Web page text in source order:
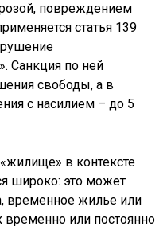
повреждением
статья 139
Санкция по ней
свободы, а в
с насилием – до 5
в контексте
широко: это может
временное жилье или
или постоянно